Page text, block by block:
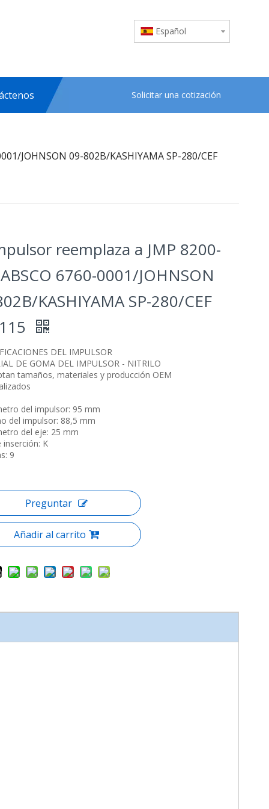
Español
Solicitar una cotización
JOHNSON 09-802B/KASHIYAMA SP-280/CEF
reemplaza a JMP 8200-
6760-0001/JOHNSON
KASHIYAMA SP-280/CEF
DEL IMPULSOR
DE GOMA DEL IMPULSOR - NITRILO
tamaños, materiales y producción OEM
del impulsor: 95 mm
del impulsor: 88,5 mm
del eje: 25 mm
inserción: K
9
Preguntar
Añadir al carrito